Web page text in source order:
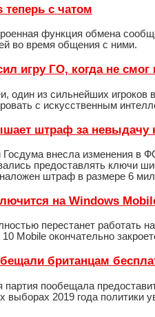
теперь с чатом
функция обмена
во время общения с ними.
игру ГО, когда не
один из сильнейших игроков
с искусственным
штраф за
Госдума внесла изменения в
предоставлять ключи
штраф в размере 6
на Windows
перестанет
Mobile окончательно
британцам
партия пообещала
выборах 2019 года политики